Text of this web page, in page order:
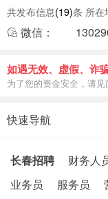
共发布信息(19)条 所在
微信：
如遇无效、虚假、诈
为了您的资金安全，请
快速导航
长春招聘 财务人
业务员
服务员